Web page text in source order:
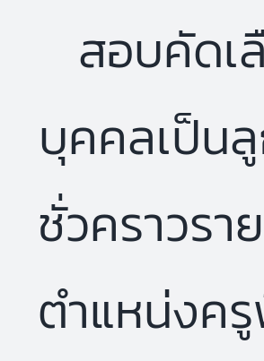
สอบคัดเ
บุคคลเป็น
ชั่วคราวรา
ตำแหน่งค